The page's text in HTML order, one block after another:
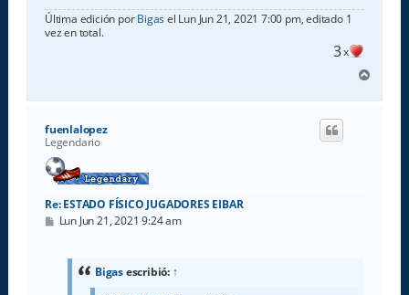
Última edición porBigasel Lun Jun 21, 2021 7:00 pm, editado 1
vez en total.
3x
r
fuenlalopez
Legendario
Re: ESTADO FÍSICO JUGADORES EIBAR
M
Lun Jun 21, 2021 9:24 am
Bigasescribió: ↑